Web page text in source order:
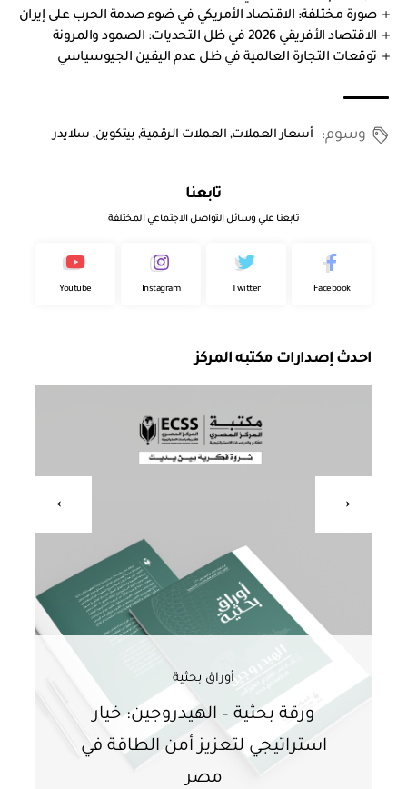
صورة مختلفة: الاقتصاد الأمريكي في ضوء صدمة الحرب على إيران
الاقتصاد الأفريقي 2026 في ظل التحديات: الصمود والمرونة
توقعات التجارة العالمية في ظل عدم اليقين الجيوسياسي
وسوم: أسعار العملات,العملات الرقمية,بيتكوين,سلايدر
تابعنا
تابعنا علي وسائل التواصل الاجتماعي المختلفة
Facebook
Twitter
Instagram
Youtube
احدث إصدارات مكتبه المركز
أوراق بحثية
ورقة بحثية – الهيدروجين: خيار
استراتيجي لتعزيز أمن الطاقة في
مصر